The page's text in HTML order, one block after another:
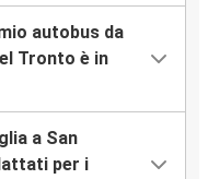
autobus da
Tronto è in
a San
per i